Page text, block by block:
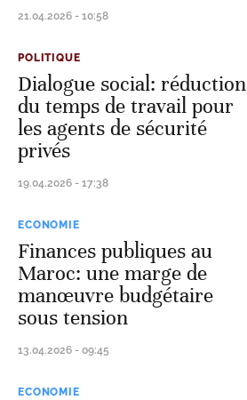
21.04.2026 - 10:58
POLITIQUE
Dialogue social: réduction
du temps de travail pour
les agents de sécurité
privés
19.04.2026 - 17:38
ECONOMIE
Finances publiques au
Maroc: une marge de
manœuvre budgétaire
sous tension
13.04.2026 - 09:45
ECONOMIE